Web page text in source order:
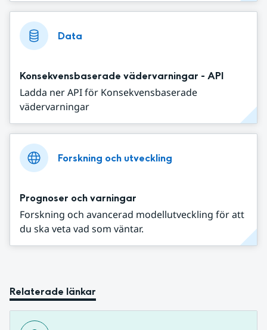
Data
Konsekvensbaserade vädervarningar - API
Ladda ner API för Konsekvensbaserade
vädervarningar
Forskning och utveckling
Prognoser och varningar
Forskning och avancerad modellutveckling för att
du ska veta vad som väntar.
Relaterade länkar